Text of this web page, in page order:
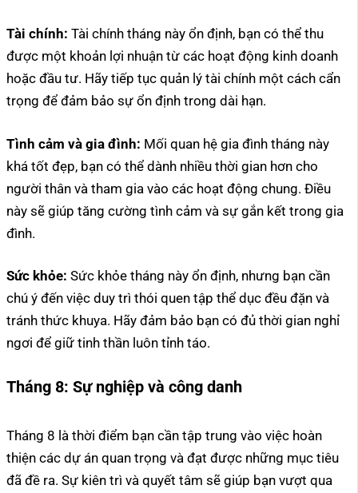
Tài chính: Tài chính tháng này ổn định, bạn có thể thu
được một khoản lợi nhuận từ các hoạt động kinh doanh
hoặc đầu tư. Hãy tiếp tục quản lý tài chính một cách cẩn
trọng để đảm bảo sự ổn định trong dài hạn.
Tình cảm và gia đình: Mối quan hệ gia đình tháng này
khá tốt đẹp, bạn có thể dành nhiều thời gian hơn cho
người thân và tham gia vào các hoạt động chung. Điều
này sẽ giúp tăng cường tình cảm và sự gắn kết trong gia
đình.
Sức khỏe: Sức khỏe tháng này ổn định, nhưng bạn cần
chú ý đến việc duy trì thói quen tập thể dục đều đặn và
tránh thức khuya. Hãy đảm bảo bạn có đủ thời gian nghỉ
ngơi để giữ tinh thần luôn tỉnh táo.
Tháng 8: Sự nghiệp và công danh
Tháng 8 là thời điểm bạn cần tập trung vào việc hoàn
thiện các dự án quan trọng và đạt được những mục tiêu
đã đề ra. Sự kiên trì và quyết tâm sẽ giúp bạn vượt qua